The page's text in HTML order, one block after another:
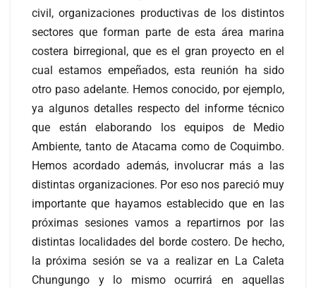
civil, organizaciones productivas de los distintos
sectores que forman parte de esta área marina
costera birregional, que es el gran proyecto en el
cual estamos empeñados, esta reunión ha sido
otro paso adelante. Hemos conocido, por ejemplo,
ya algunos detalles respecto del informe técnico
que están elaborando los equipos de Medio
Ambiente, tanto de Atacama como de Coquimbo.
Hemos acordado además, involucrar más a las
distintas organizaciones. Por eso nos pareció muy
importante que hayamos establecido que en las
próximas sesiones vamos a repartirnos por las
distintas localidades del borde costero. De hecho,
la próxima sesión se va a realizar en La Caleta
Chungungo y lo mismo ocurrirá en aquellas